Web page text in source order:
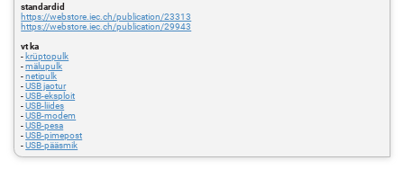
standardid
https://webstore.iec.ch/publication/23313
https://webstore.iec.ch/publication/29943
vt ka
- krüptopulk
-mälupulk
-netipulk
-USB jaotur
-USB-eksploit
-USB-liides
-USB-modem
-USB-pesa
-USB-pimepost
-USB-pääsmik